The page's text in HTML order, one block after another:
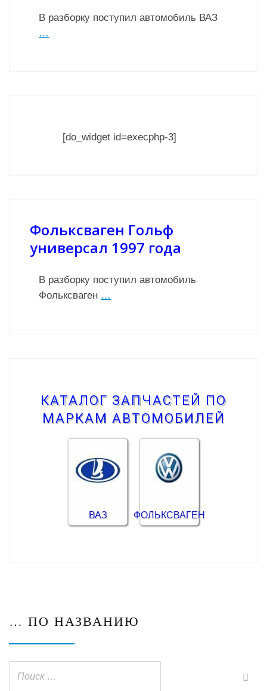
В разборку поступил автомобиль ВАЗ
…
[do_widget id=execphp-3]
Фольксваген Гольф
универсал 1997 года
В разборку поступил автомобиль
Фольксваген …
КАТАЛОГ ЗАПЧАСТЕЙ ПО
МАРКАМ АВТОМОБИЛЕЙ
ВАЗ ФОЛЬКСВАГЕН
… ПО НАЗВАНИЮ